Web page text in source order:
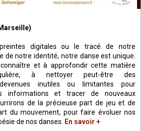
digitales ou le tracé de notre
de notre identité, notre danse est unique.
et à approfondir cette matière
à nettoyer peut-être des
inutiles ou limitantes pour
informations et tracer de nouveaux
de la précieuse part de jeu et de
du mouvement, pour faire évoluer nos
de nos danses.
En savoir +